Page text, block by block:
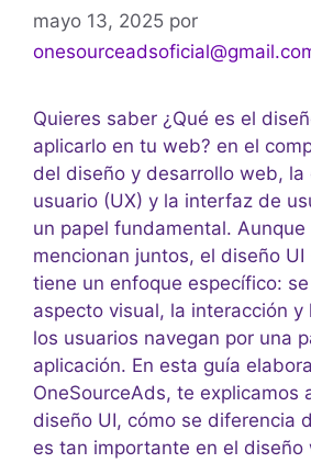
mayo 13, 2025 por
Quieres saber ¿Qué es el
aplicarlo en tu web? en el
del diseño y desarrollo web, la
usuario (UX) y la interfaz de
un papel fundamental.
mencionan juntos, el diseño
tiene un enfoque específico:
aspecto visual, la interacción y
los usuarios navegan por una
aplicación. En esta guía
OneSourceAds, te explicamos
diseño UI, cómo se diferencia
es tan importante en el diseño